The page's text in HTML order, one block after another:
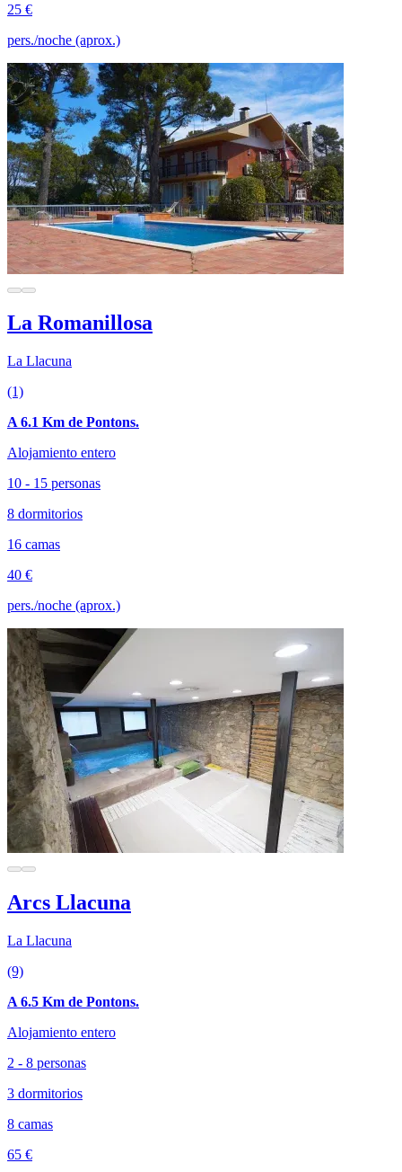
25 €
pers./noche (aprox.)
La Romanillosa
La Llacuna
(1)
A 6.1 Km de Pontons.
Alojamiento entero
10 - 15 personas
8 dormitorios
16 camas
40 €
pers./noche (aprox.)
Arcs Llacuna
La Llacuna
(9)
A 6.5 Km de Pontons.
Alojamiento entero
2 - 8 personas
3 dormitorios
8 camas
65 €